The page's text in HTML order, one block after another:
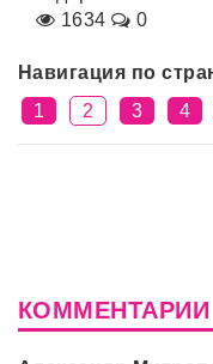
1634
0
Навигация по
1
2 3 4
КОММЕНТАРИИ